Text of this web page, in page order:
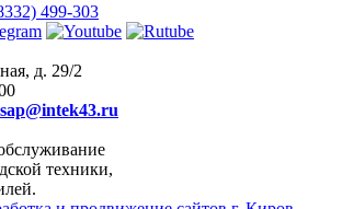
499-303
д. 29/2
sap@intek43.ru
техники,